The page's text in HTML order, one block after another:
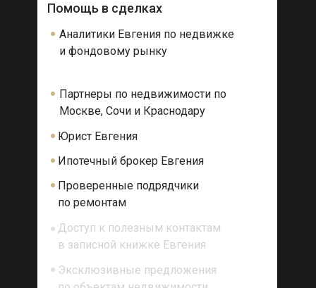
Помощь в сделках
Аналитики Евгения по недвижке
и фондовому рынку
Партнеры по недвижимости по
Москве, Сочи и Краснодару
Юрист Евгения
Ипотечный брокер Евгения
Проверенные подрядчики
по ремонтам
Доступ к полезным контактам
в записной книжке Евгения
Эксклюзивные предложения